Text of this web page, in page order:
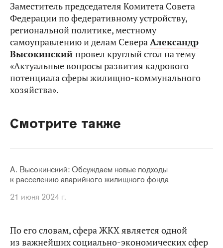
Заместитель председателя Комитета Совета
Федерации по федеративному устройству,
региональной политике, местному
самоуправлению и делам СевераАлександр
Высокинский провел круглый стол на тему
«Актуальные вопросы развития кадрового
потенциала сферы жилищно-коммунального
хозяйства».
Смотрите также
А. Высокинский: Обсуждаем новые подходы
к расселению аварийного жилищного фонда
21 июня 2024 г.
По его словам, сфера ЖКХ является одной
из важнейших социально-экономических сфер